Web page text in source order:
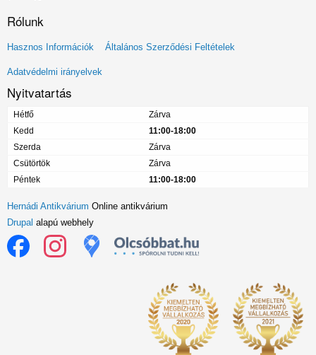
Rólunk
Lábléc
menü
Hasznos Információk Általános Szerződési Feltételek
Adatvédelmi irányelvek
Nyitvatartás
Hétfő
Zárva
Kedd
11:00-18:00
Szerda
Zárva
Csütörtök
Zárva
Péntek
11:00-18:00
Hernádi Antikvárium Online antikvárium
Drupal alapú webhely